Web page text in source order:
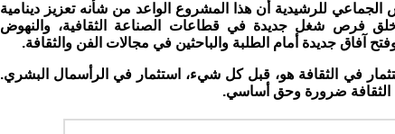
للرشيدية أن هذا المشروع الواعد من شأنه تعزيز دينامية
خلق فرص شغل جديدة في قطاعات الصناعة الثقافية، والنهوض
آفاق جديدة أمام الطلبة والباحثين في مجالات الفن والثقافة.
في الثقافة هو، قبل كل شيء، استثمار في الرأسمال البشري.
الثقافة ضرورة وحق أساسي.